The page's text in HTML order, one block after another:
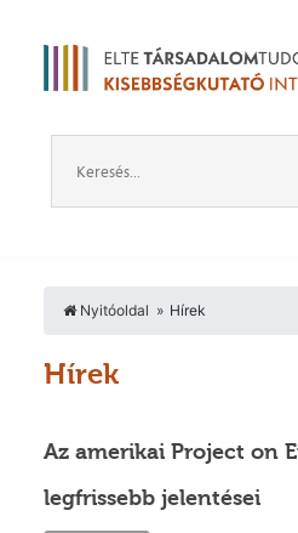
Nyitóoldal Hírek
Hírek
Az amerikai Project on
legfrissebb jelentései